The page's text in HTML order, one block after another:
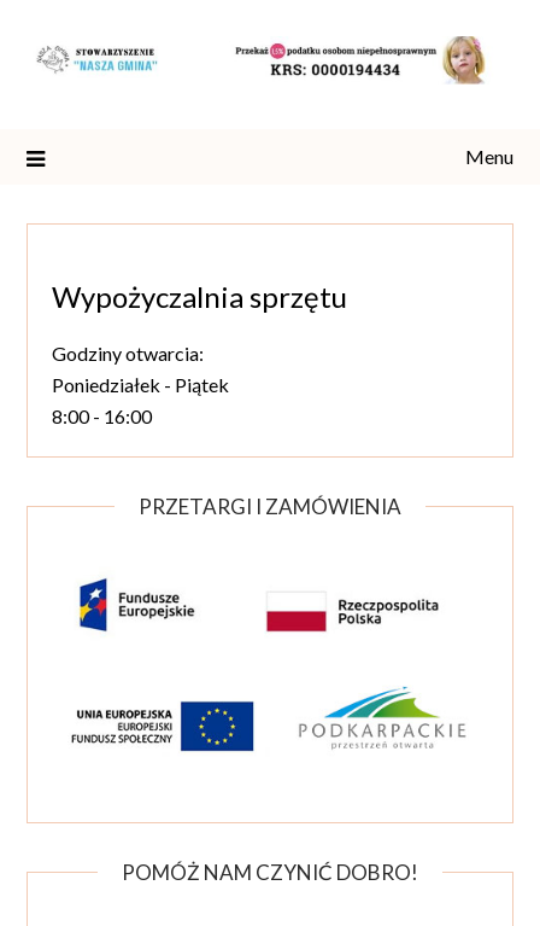
content
Menu
Wypożyczalnia sprzętu
Godziny otwarcia:
Poniedziałek - Piątek
8:00 - 16:00
PRZETARGI I ZAMÓWIENIA
POMÓŻ NAM CZYNIĆ DOBRO!